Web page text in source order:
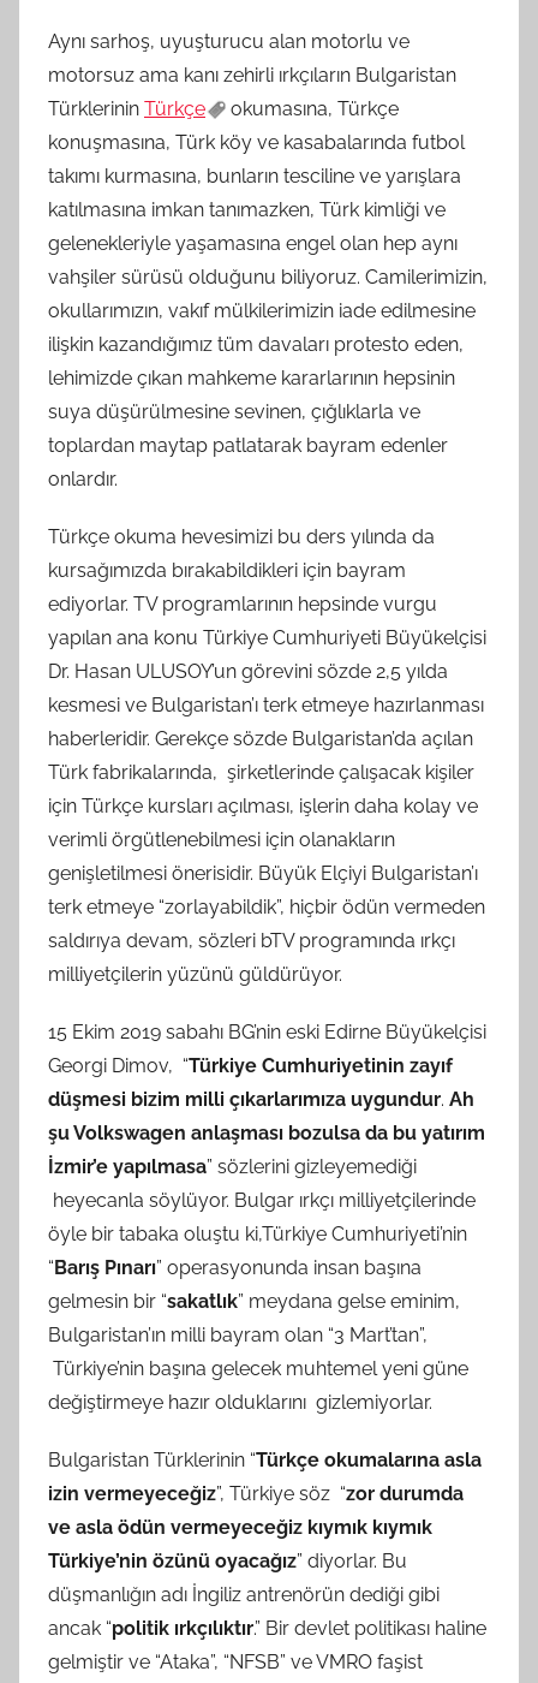
Aynı sarhoş, uyuşturucu alan motorlu ve
motorsuz ama kanı zehirli ırkçıların Bulgaristan
Türklerinin Türkçe
okumasına, Türkçe
konuşmasına, Türk köy ve kasabalarında futbol
takımı kurmasına, bunların tesciline ve yarışlara
katılmasına imkan tanımazken, Türk kimliği ve
gelenekleriyle yaşamasına engel olan hep aynı
vahşiler sürüsü olduğunu biliyoruz. Camilerimizin,
okullarımızın, vakıf mülkilerimizin iade edilmesine
ilişkin kazandığımız tüm davaları protesto eden,
lehimizde çıkan mahkeme kararlarının hepsinin
suya düşürülmesine sevinen, çığlıklarla ve
toplardan maytap patlatarak bayram edenler
onlardır.
Türkçe okuma hevesimizi bu ders yılında da
kursağımızda bırakabildikleri için bayram
ediyorlar. TV programlarının hepsinde vurgu
yapılan ana konu Türkiye Cumhuriyeti Büyükelçisi
Dr. Hasan ULUSOY’un görevini sözde 2,5 yılda
kesmesi ve Bulgaristan’ı terk etmeye hazırlanması
haberleridir. Gerekçe sözde Bulgaristan’da açılan
Türk fabrikalarında, şirketlerinde çalışacak kişiler
için Türkçe kursları açılması, işlerin daha kolay ve
verimli örgütlenebilmesi için olanakların
genişletilmesi önerisidir. Büyük Elçiyi Bulgaristan’ı
terk etmeye “zorlayabildik”, hiçbir ödün vermeden
saldırıya devam, sözleri bTV programında ırkçı
milliyetçilerin yüzünü güldürüyor.
15 Ekim 2019 sabahı BG’nin eski Edirne Büyükelçisi
Georgi Dimov, “Türkiye Cumhuriyetinin zayıf
düşmesi bizim milli çıkarlarımıza uygundur. Ah
şu Volkswagen anlaşması bozulsa da bu yatırım
İzmir’e yapılmasa” sözlerini gizleyemediği
heyecanla söylüyor. Bulgar ırkçı milliyetçilerinde
öyle bir tabaka oluştu ki,Türkiye Cumhuriyeti’nin
“ Barış Pınarı” operasyonunda insan başına
gelmesin bir “sakatlık” meydana gelse eminim,
Bulgaristan’ın milli bayram olan “3 Mart’tan”,
Türkiye’nin başına gelecek muhtemel yeni güne
değiştirmeye hazır olduklarını gizlemiyorlar.
Bulgaristan Türklerinin “Türkçe okumalarına asla
izin vermeyeceğiz”, Türkiye söz “zor durumda
ve asla ödün vermeyeceğiz kıymık kıymık
Türkiye’nin özünü oyacağız” diyorlar. Bu
düşmanlığın adı İngiliz antrenörün dediği gibi
ancak “politik ırkçılıktır.” Bir devlet politikası haline
gelmiştir ve “Ataka”, “NFSB” ve VMRO faşist